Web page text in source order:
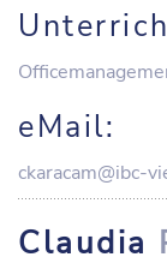
eMail:
ckaracam@ibc-
Claudia